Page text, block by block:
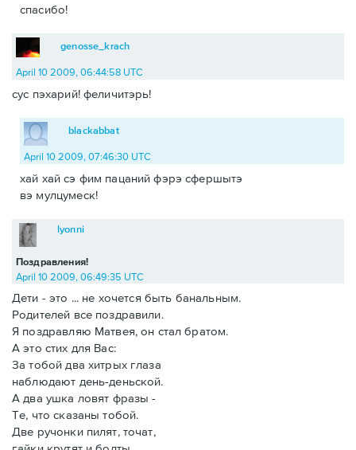
спасибо!
genosse_krach
April 10 2009, 06:44:58 UTC
сус пэхарий! феличитэрь!
blackabbat
April 10 2009, 07:46:30 UTC
хай хай сэ фим пацаний фэрэ сфершытэ
вэ мулцумеск!
Поздравления!
lyonni
April 10 2009, 06:49:35 UTC
Дети - это ... не хочется быть банальным.
Родителей все поздравили.
Я поздравляю Матвея, он стал братом.
А это стих для Вас:
За тобой два хитрых глаза
наблюдают день-деньской.
А два ушка ловят фразы -
Те, что сказаны тобой.
Две ручонки пилят, точат,